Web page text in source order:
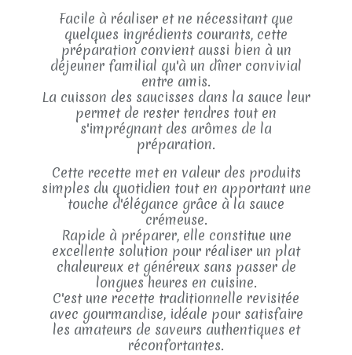
Facile à réaliser et ne nécessitant que
quelques ingrédients courants, cette
préparation convient aussi bien à un
déjeuner familial qu'à un dîner convivial
entre amis.
La cuisson des saucisses dans la sauce leur
permet de rester tendres tout en
s'imprégnant des arômes de la
préparation.
Cette recette met en valeur des produits
simples du quotidien tout en apportant une
touche d'élégance grâce à la sauce
crémeuse.
Rapide à préparer, elle constitue une
excellente solution pour réaliser un plat
chaleureux et généreux sans passer de
longues heures en cuisine.
C'est une recette traditionnelle revisitée
avec gourmandise, idéale pour satisfaire
les amateurs de saveurs authentiques et
réconfortantes.